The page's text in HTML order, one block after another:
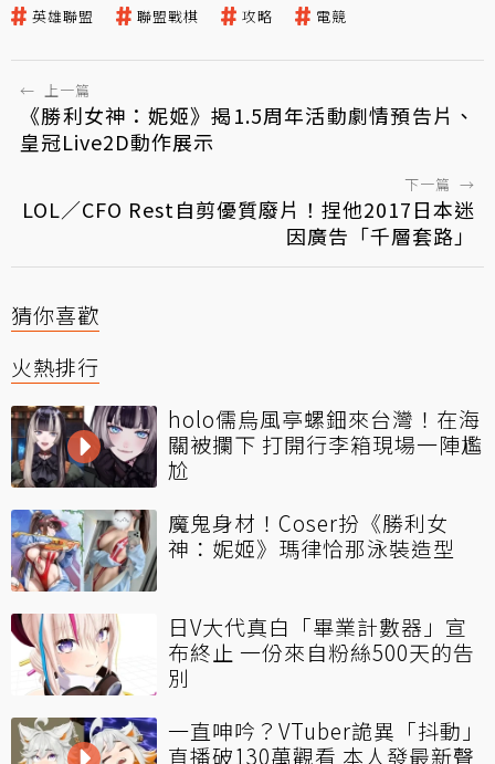
英雄聯盟 聯盟戰棋 攻略 電競
← 上一篇
《勝利女神：妮姬》揭1.5周年活動劇情預告片、
皇冠Live2D動作展示
下一篇 →
LOL／CFO Rest自剪優質廢片！捏他2017日本迷
因廣告「千層套路」
猜你喜歡
火熱排行
holo儒烏風亭螺鈿來台灣！在海
關被攔下 打開行李箱現場一陣尷
尬
魔鬼身材！Coser扮《勝利女
神：妮姬》瑪律恰那泳裝造型
日V大代真白「畢業計數器」宣
布終止 一份來自粉絲500天的告
別
一直呻吟？VTuber詭異「抖動」
直播破130萬觀看 本人發最新聲